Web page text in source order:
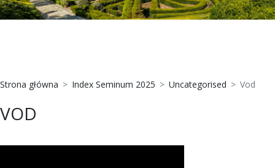
Strona główna Index Seminum 2025 Uncategorised Vod
VOD